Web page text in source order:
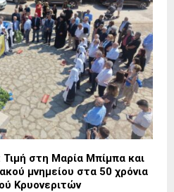
στη Μαρία Μπίμπα και
μνημείου στα 50 χρόνια
Κρυονεριτών